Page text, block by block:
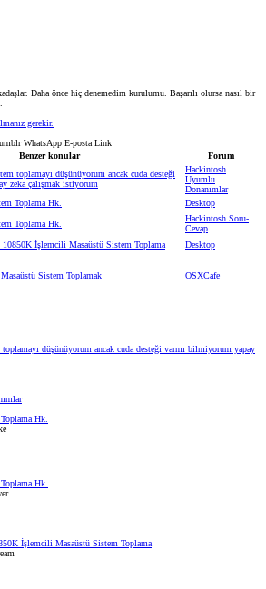
Daha önce hiç denemedim kurulumu. Başarılı olursa nasıl bir
gerekir.
WhatsApp E-posta Link
Benzer konular
Forum
toplamayı düşünüyorum ancak cuda desteği
zeka çalışmak istiyorum
Hackintosh
Uyumlu
Donanımlar
Toplama Hk. Desktop
Toplama Hk.
Hackintosh Soru-
Cevap
İşlemcili Masaüstü Sistem Toplama Desktop
Sistem Toplamak OSXCafe
düşünüyorum ancak cuda desteği varmı bilmiyorum yapay
Hk.
Hk.
İşlemcili Masaüstü Sistem Toplama